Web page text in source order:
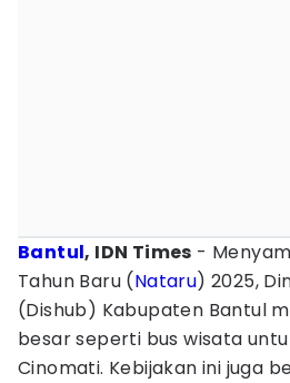
Bantul, IDN Times -
Tahun Baru (Nataru) 2025,
(Dishub) Kabupaten Bantul
besar seperti bus wisata
Cinomati. Kebijakan ini juga